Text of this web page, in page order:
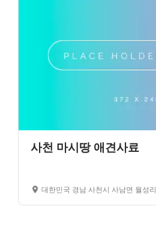
사천 마시땅 애견사료
대한민국 경남 사천시 사남면 월성리 마시땅